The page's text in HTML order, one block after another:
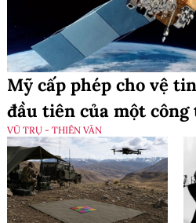
Mỹ cấp phép cho vệ
đầu tiên của một
VŨ TRỤ - THIÊN VĂN